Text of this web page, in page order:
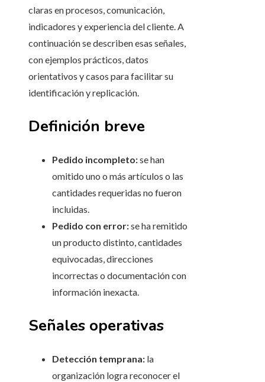
claras en procesos, comunicación,
indicadores y experiencia del cliente. A
continuación se describen esas señales,
con ejemplos prácticos, datos
orientativos y casos para facilitar su
identificación y replicación.
Definición breve
Pedido incompleto:se han
omitido uno o más artículos o las
cantidades requeridas no fueron
incluidas.
Pedido con error:se ha remitido
un producto distinto, cantidades
equivocadas, direcciones
incorrectas o documentación con
información inexacta.
Señales operativas
Detección temprana: la
organización logra reconocer el